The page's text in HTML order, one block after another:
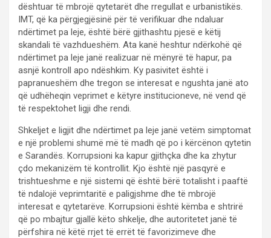
dështuar të mbrojë qytetarët dhe rregullat e urbanistikës.
IMT, që ka përgjegjësinë për të verifikuar dhe ndaluar
ndërtimet pa leje, është bërë gjithashtu pjesë e këtij
skandali të vazhdueshëm. Ata kanë heshtur ndërkohë që
ndërtimet pa leje janë realizuar në mënyrë të hapur, pa
asnjë kontroll apo ndëshkim. Ky pasivitet është i
papranueshëm dhe tregon se interesat e ngushta janë ato
që udhëheqin veprimet e këtyre institucioneve, në vend që
të respektohet ligji dhe rendi.
Shkeljet e ligjit dhe ndërtimet pa leje janë vetëm simptomat
e një problemi shumë më të madh që po i kërcënon qytetin
e Sarandës. Korrupsioni ka kapur gjithçka dhe ka zhytur
çdo mekanizëm të kontrollit. Kjo është një pasqyrë e
trishtueshme e një sistemi që është bërë totalisht i paaftë
të ndalojë veprimtaritë e paligjshme dhe të mbrojë
interesat e qytetarëve. Korrupsioni është këmba e shtrirë
që po mbajtur gjallë këto shkelje, dhe autoritetet janë të
përfshira në këtë rrjet të errët të favorizimeve dhe